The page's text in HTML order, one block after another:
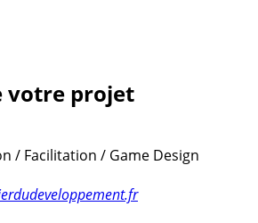
votre projet
/ Facilitation / Game Design